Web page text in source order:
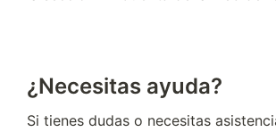
¿Necesitas ayuda?
Si tienes dudas o necesitas